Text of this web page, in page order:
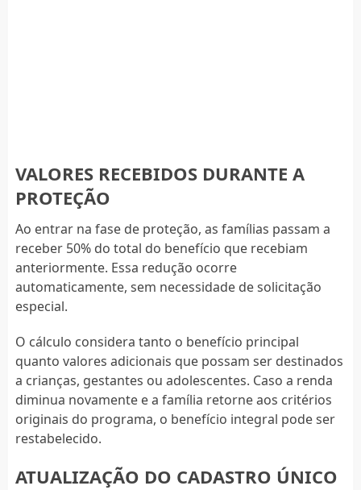
VALORES RECEBIDOS DURANTE A
PROTEÇÃO
Ao entrar na fase de proteção, as famílias passam a
receber 50% do total do benefício que recebiam
anteriormente. Essa redução ocorre
automaticamente, sem necessidade de solicitação
especial.
O cálculo considera tanto o benefício principal
quanto valores adicionais que possam ser destinados
a crianças, gestantes ou adolescentes. Caso a renda
diminua novamente e a família retorne aos critérios
originais do programa, o benefício integral pode ser
restabelecido.
ATUALIZAÇÃO DO CADASTRO ÚNICO